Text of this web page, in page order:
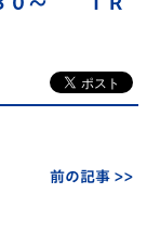
前の記事 >>